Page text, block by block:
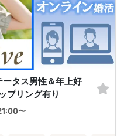
タス男性＆年上好
プリング有り
〜